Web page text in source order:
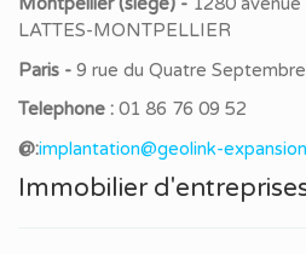
LATTES-MONTPELLIER
Paris - 9 rue du Quatre
Telephone : 01 86 76 09 52
@:implantation@geolink-
Immobilier